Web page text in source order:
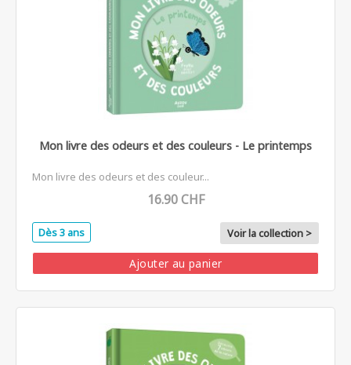
Mon livre des odeurs et des couleurs - Le printemps
Mon livre des odeurs et des couleur...
16.90 CHF
Dès 3 ans Voir la collection >
Ajouter au panier